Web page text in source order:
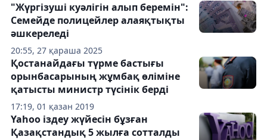
20:55, 27 қараша 2025
"Жүргізуші куәлігін алып беремін":
Семейде полицейлер алаяқтықты
әшкереледі
17:19, 01 қазан 2019
Қостанайдағы түрме бастығы
орынбасарының жұмбақ өліміне
қатысты министр түсінік берді
Yahoo іздеу жүйесін бұзған
Қазақстандық 5 жылға сотталды